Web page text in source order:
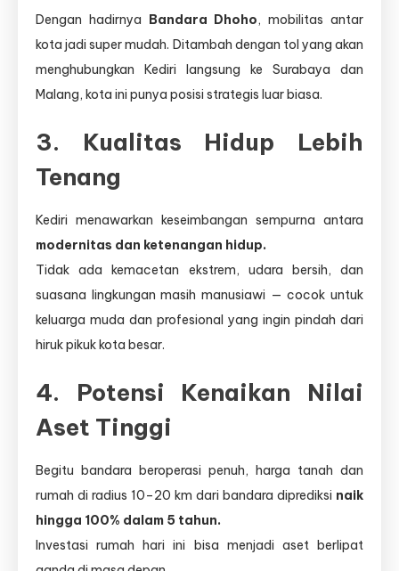
Dengan hadirnya Bandara Dhoho, mobilitas antar
kota jadi super mudah. Ditambah dengan tol yang akan
menghubungkan Kediri langsung ke Surabaya dan
Malang, kota ini punya posisi strategis luar biasa.
3. Kualitas Hidup Lebih
Tenang
Kediri menawarkan keseimbangan sempurna antara
modernitas dan ketenangan hidup.
Tidak ada kemacetan ekstrem, udara bersih, dan
suasana lingkungan masih manusiawi — cocok untuk
keluarga muda dan profesional yang ingin pindah dari
hiruk pikuk kota besar.
4. Potensi Kenaikan Nilai
Aset Tinggi
Begitu bandara beroperasi penuh, harga tanah dan
rumah di radius 10–20 km dari bandara diprediksi naik
hingga 100% dalam 5 tahun.
Investasi rumah hari ini bisa menjadi aset berlipat